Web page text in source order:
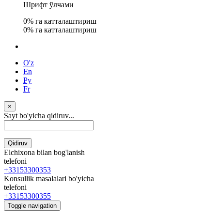
Шрифт ўлчами
0% га катталаштириш
0% га катталаштириш
O'z
En
Ру
Fr
×
Sayt bo'yicha qidiruv...
Qidiruv
Elchixona bilan bog'lanish
telefoni
+33153300353
Konsullik masalalari bo'yicha
telefoni
+33153300355
Toggle navigation